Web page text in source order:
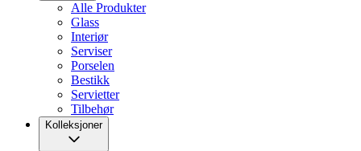
Alle Produkter
Glass
Interiør
Serviser
Porselen
Bestikk
Servietter
Tilbehør
Kolleksjoner